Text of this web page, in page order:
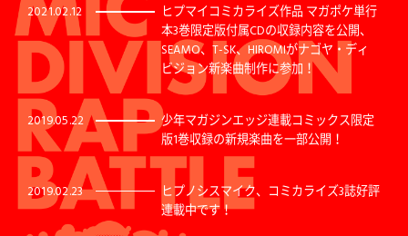
2021.02.12
ヒプマイコミカライズ作品 マガポケ単行
本3巻限定版付属CDの収録内容を公開、
SEAMO、T-SK、HIROMIがナゴヤ・ディ
ビジョン新楽曲制作に参加！
2019.05.22
少年マガジンエッジ連載コミックス限定
版1巻収録の新規楽曲を一部公開！
2019.02.23
ヒプノシスマイク、コミカライズ3誌好評
連載中です！